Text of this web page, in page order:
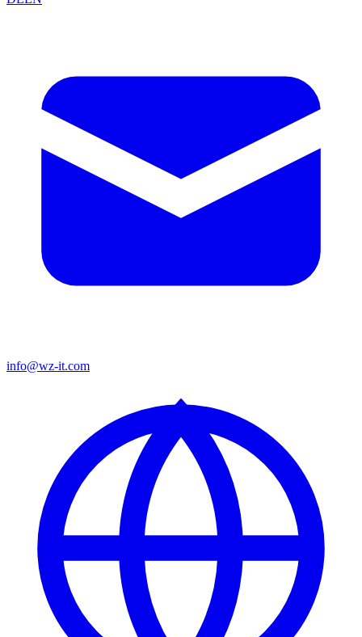
info@wz-it.com